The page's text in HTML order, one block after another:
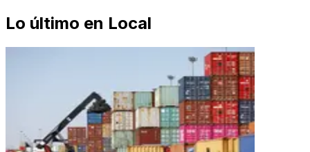
Lo último en Local